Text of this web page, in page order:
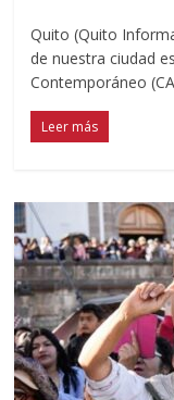
Quito (Quito
de nuestra ciudad
Contemporáneo
Leer más